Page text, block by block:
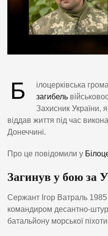
Б
ілоцерківська
загибель
Захисник України,
віддав життя під час
Донеччині.
Про це повідомили у
Загинув у бою за
Сержант Ігор Ватраль
командиром десантно-
батальйону морської